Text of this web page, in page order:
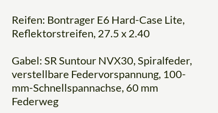
Reifen: Bontrager E6 Hard-Case Lite,
Reflektorstreifen, 27.5 x 2.40
Gabel: SR Suntour NVX30, Spiralfeder,
verstellbare Federvorspannung, 100-
mm-Schnellspannachse, 60 mm
Federweg